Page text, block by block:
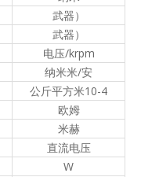
武器）
武器）
电压/krpm
纳米米/安
公斤平方米10-4
欧姆
米赫
直流电压
W